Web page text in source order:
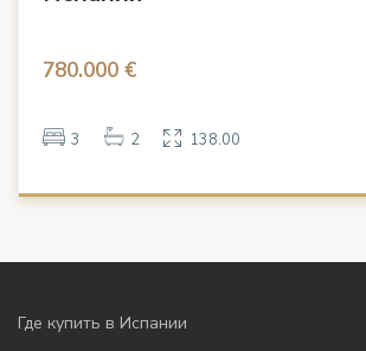
780.000 €
3 2 138.00
Где купить в Испании